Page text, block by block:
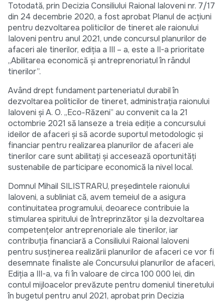
Totodată, prin Decizia Consiliului Raional Ialoveni nr. 7/17
din 24 decembrie 2020, a fost aprobat Planul de acțiuni
pentru dezvoltarea politicilor de tineret ale raionului
Ialoveni pentru anul 2021, unde concursul planurilor de
afaceri ale tinerilor, ediția a III – a, este a II-a prioritate
,,Abilitarea economică și antreprenoriatul în rândul
tinerilor”.
Având drept fundament parteneriatul durabil în
dezvoltarea politicilor de tineret, administrația raionului
Ialoveni și A. O. ,,Eco-Răzeni” au convenit ca la 21
octombrie 2021 să lanseze a treia ediție a concursului
ideilor de afaceri și să acorde suportul metodologic și
financiar pentru realizarea planurilor de afaceri ale
tinerilor care sunt abilitați și accesează oportunități
sustenabile de participare economică la nivel local.
Domnul Mihail SILISTRARU, președintele raionului
Ialoveni, a subliniat că, avem temeiul de a asigura
continuitatea programului, deoarece contribuie la
stimularea spiritului de întreprinzător și la dezvoltarea
competențelor antreprenoriale ale tinerilor, iar
contribuția financiară a Consiliului Raional Ialoveni
pentru susținerea realizării planurilor de afaceri ce vor fi
desemnate finaliste ale Concursului planurilor de afaceri,
Ediția a III-a, va fi în valoare de circa 100 000 lei, din
contul mijloacelor prevăzute pentru domeniul tineretului
în bugetul pentru anul 2021, aprobat prin Decizia